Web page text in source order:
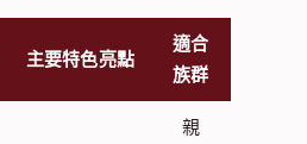
主要特色亮點
適合
族群
親